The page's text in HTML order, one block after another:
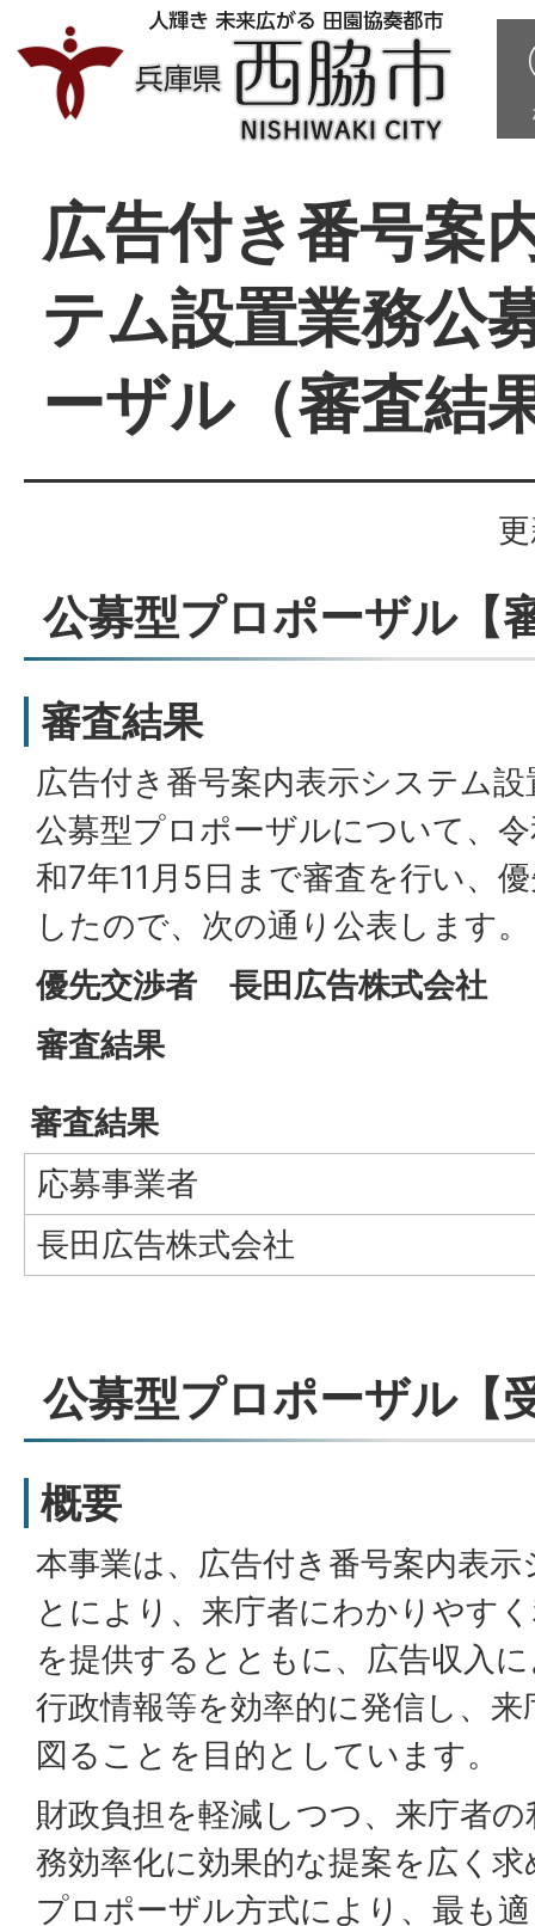
広告付き番号案
テム設置業務公
ーザル（審査結
公募型プロポーザル【
審査結果
広告付き番号案内表示システム
公募型プロポーザルについて、
和7年11月5日まで審査を行い、
したので、次の通り公表します。
優先交渉者 長田広告株式会社
審査結果
審査結果
応募事業者
長田広告株式会社
公募型プロポーザル【
概要
本事業は、広告付き番号案内表
とにより、来庁者にわかりやす
を提供するとともに、広告収入
行政情報等を効率的に発信し、
図ることを目的としています。
財政負担を軽減しつつ、来庁者
務効率化に効果的な提案を広く
プロポーザル方式により、最も